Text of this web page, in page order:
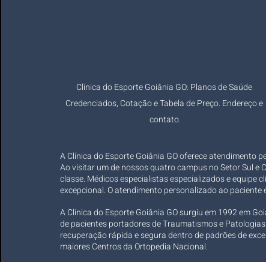
Clínica do Esporte Goiânia GO: Planos de Saúde
Credenciados, Cotação e Tabela de Preço. Endereço e
contato.
A Clínica do Esporte Goiânia GO oferece atendimento
Ao visitar um de nossos quatro campus no Setor Sul e
classe. Médicos especialistas especializados e equipe
excepcional. O atendimento personalizado ao paciente
A Clínica do Esporte Goiânia GO surgiu em 1992 em
de pacientes portadores de Traumatismos e
recuperação rápida e segura dentro de padrões de
maiores Centros da Ortopedia Nacional.